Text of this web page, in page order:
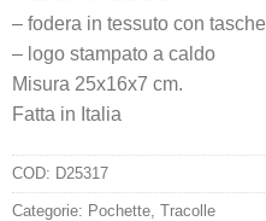
– fodera in tessuto con tasche
– logo stampato a caldo
Misura 25x16x7 cm.
Fatta in Italia
COD: D25317
Categorie: Pochette Tracolle